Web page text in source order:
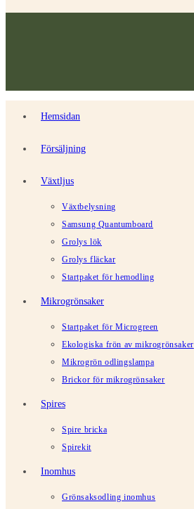
Hemsidan
Försäljning
Växtljus
Växtbelysning
Samsung Quantumboard
Grolys lök
Grolys fläckar
Startpaket för hemodling
Mikrogrönsaker
Startpaket för Microgreen
Ekologiska frön av mikrogrönsaker
Mikrogrön odlingslampa
Brickor för mikrogrönsaker
Spires
Spire bricka
Spirekit
Inomhus
Grönsaksodling inomhus